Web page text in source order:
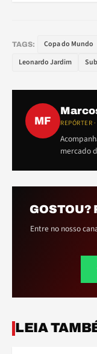
TAGS: Copa do Mundo
Leonardo Jardim
MF REPÓRTER
mercado
GOSTOU?
Entre no nosso
LEIA